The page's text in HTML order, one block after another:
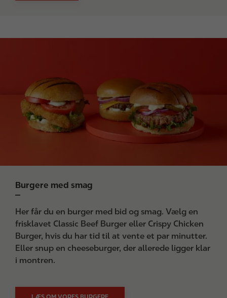
Burgere med smag
Her får du en burger med bid og smag. Vælg en
frisklavet Classic Beef Burger eller Crispy Chicken
Burger, hvis du har tid til at vente et par minutter.
Eller snup en cheeseburger, der allerede ligger klar
i montren.